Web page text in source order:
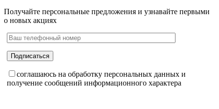
Получайте персональные предложения и узнавайте первыми
о новых акциях
соглашаюсь на обработку персональных данных и
получение сообщений информационного характера